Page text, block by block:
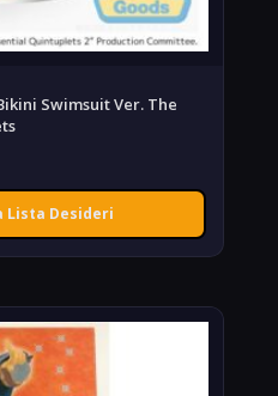
Swimsuit Ver. The
Lista Desideri